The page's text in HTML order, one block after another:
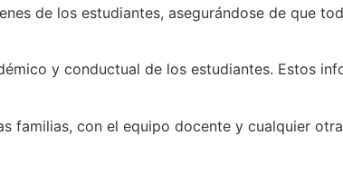
de los estudiantes, asegurándose de que
y conductual de los estudiantes. Estos
familias, con el equipo docente y cualquier